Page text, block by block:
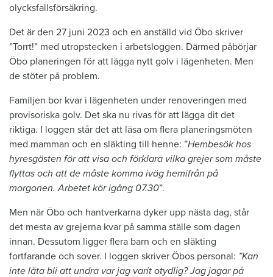
olycksfallsförsäkring.
Det är den 27 juni 2023 och en anställd vid Öbo skriver
”Torrt!” med utropstecken i arbetsloggen. Därmed påbörjar
Öbo planeringen för att lägga nytt golv i lägenheten. Men
de stöter på problem.
Familjen bor kvar i lägenheten under renoveringen med
provisoriska golv. Det ska nu rivas för att lägga dit det
riktiga. I loggen står det att läsa om flera planeringsmöten
med mamman och en släkting till henne: ”Hembesök hos
hyresgästen för att visa och förklara vilka grejer som måste
flyttas och att de måste komma iväg hemifrån på
morgonen. Arbetet kör igång 07.30”.
Men när Öbo och hantverkarna dyker upp nästa dag, står
det mesta av grejerna kvar på samma ställe som dagen
innan. Dessutom ligger flera barn och en släkting
fortfarande och sover. I loggen skriver Öbos personal: ”Kan
inte låta bli att undra var jag varit otydlig? Jag jagar på